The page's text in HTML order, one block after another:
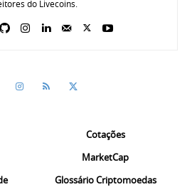
do Livecoins.
Cotações
MarketCap
Glossário Criptomoedas